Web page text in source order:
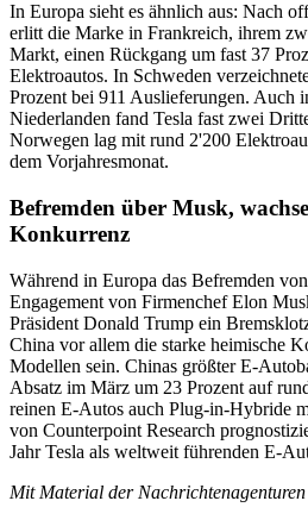
In Europa sieht es ähnlich aus: Nach
erlitt die Marke in Frankreich, ihrem
Markt, einen Rückgang um fast 37
Elektroautos. In Schweden
Prozent bei 911 Auslieferungen. Auch
Niederlanden fand Tesla fast zwei
Norwegen lag mit rund 2'200
dem Vorjahresmonat.
Befremden über Musk,
Konkurrenz
Während in Europa das Befremden
Engagement von Firmenchef Elon
Präsident Donald Trump ein
China vor allem die starke heimische
Modellen sein. Chinas größter E-
Absatz im März um 23 Prozent auf
reinen E-Autos auch Plug-in-Hybride
von Counterpoint Research
Jahr Tesla als weltweit führenden E-
Mit Material der